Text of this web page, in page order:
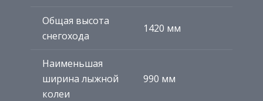
Общая высота
снегохода
1420 мм
Наименьшая
ширина лыжной
колеи
990 мм